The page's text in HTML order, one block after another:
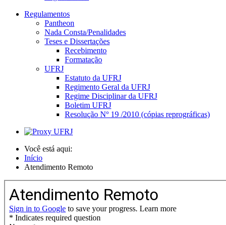
Regulamentos
Pantheon
Nada Consta/Penalidades
Teses e Dissertações
Recebimento
Formatação
UFRJ
Estatuto da UFRJ
Regimento Geral da UFRJ
Regime Disciplinar da UFRJ
Boletim UFRJ
Resolução Nº 19 /2010 (cópias reprográficas)
Você está aqui:
Início
Atendimento Remoto